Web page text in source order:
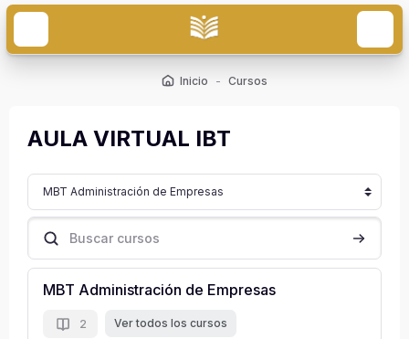
Saltar al contenido principal
Inicio Cursos
AULA VIRTUAL IBT
Categorías
Buscar cursos Buscar
MBT Administración de Empresas
2 Ver todos los cursos